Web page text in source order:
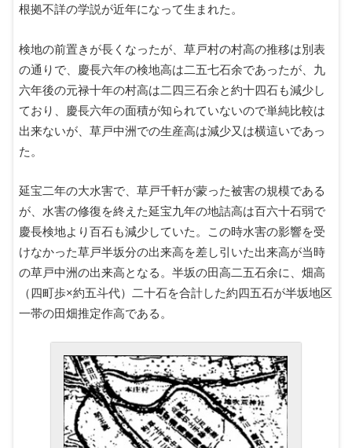
根拠不詳の学説が近年になって生まれた。
検地の前置きが長くなったが、草戸村の村高の推移は別表
の通りで、慶長六年の検地高は二五七石余であったが、九
六年後の元禄十年の村高は二四三石余と約十四石も減少し
ており、慶長六年の面積が知られていないので単純比較は
出来ないが、草戸中洲での生産高は減少又は横這いであっ
た。
延宝二年の大水害で、草戸千軒が蒙った被害の規模である
が、水害の修復を終えた延宝九年の地詰高は百六十石弱で
慶長検地より百石も減少していた。この時水害の影響を受
けなかった草戸半坂分の出来高を差し引いた出来高が当時
の草戸中洲の出来高となる。半坂の田高二五石余に、畑高
（四町歩×約五斗代）二十石を合計した約四五石が半坂地区
一帯の田畑推定作高である。